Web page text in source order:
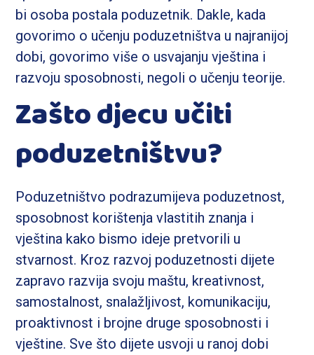
bi osoba postala poduzetnik. Dakle, kada
govorimo o učenju poduzetništva u najranijoj
dobi, govorimo više o usvajanju vještina i
razvoju sposobnosti, negoli o učenju teorije.
Zašto djecu učiti
poduzetništvu?
Poduzetništvo podrazumijeva poduzetnost,
sposobnost korištenja vlastitih znanja i
vještina kako bismo ideje pretvorili u
stvarnost. Kroz razvoj poduzetnosti dijete
zapravo razvija svoju maštu, kreativnost,
samostalnost, snalažljivost, komunikaciju,
proaktivnost i brojne druge sposobnosti i
vještine. Sve što dijete usvoji u ranoj dobi